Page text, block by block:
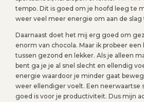
tempo. Dit is goed om je hoofd leeg te
weer veel meer energie om aan de slag
Daarnaast doet het mij erg goed om
enorm van chocola. Maar ik probeer een
tussen gezond en lekker. Als je alleen
bent ga je je al snel slecht en ellendig
energie waardoor je minder gaat
weer ellendiger voelt. Een neerwaartse
goed is voor je productiviteit. Dus mijn